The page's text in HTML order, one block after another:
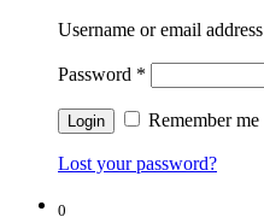
Username or email address
Password *
Remember me
Lost your password?
0